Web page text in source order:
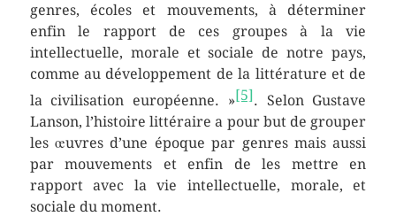
genres, écoles et mouvements, à déterminer
enfin le rapport de ces groupes à la vie
intellectuelle, morale et sociale de notre pays,
comme au développement de la littérature et de
la civilisation européenne. »[5]. Selon Gustave
Lanson, l’histoire littéraire a pour but de grouper
les œuvres d’une époque par genres mais aussi
par mouvements et enfin de les mettre en
rapport avec la vie intellectuelle, morale, et
sociale du moment.